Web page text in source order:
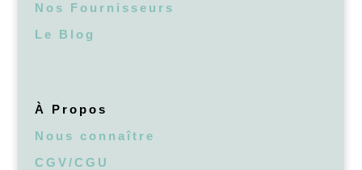
Nos Fournisseurs
Le Blog
À Propos
Nous connaître
CGV/CGU